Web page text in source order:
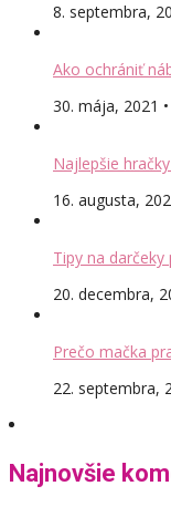
8. septembra,
Ako ochrániť
30. mája, 2021
Najlepšie
16. augusta,
Tipy na
20. decembra,
Prečo mačka
22. septembra,
Najnovšie